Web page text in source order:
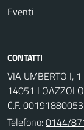
Eventi
CONTATTI
VIA UMBERTO I, 1
14051
C.F.
Telefono:0144/